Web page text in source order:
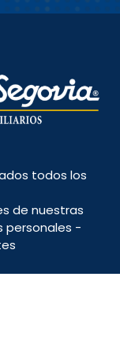
todos los
de nuestras
-